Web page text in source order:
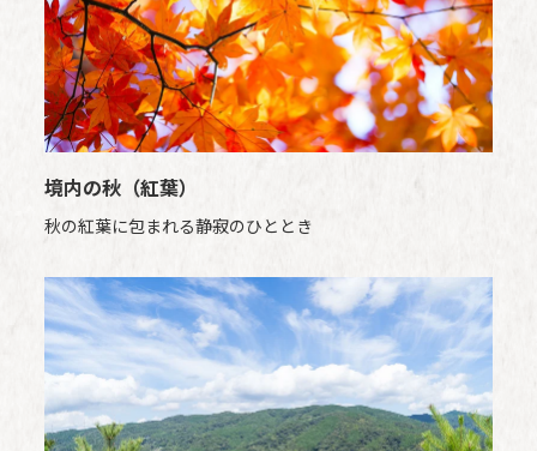
境内の秋（紅葉）
秋の紅葉に包まれる静寂のひととき